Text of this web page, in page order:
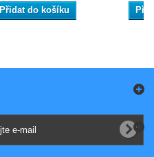
Přidat do košíku